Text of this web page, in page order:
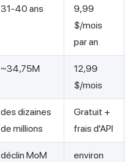
31-40 ans
9,99
$/mois
par an
~34,75M
12,99
$/mois
des dizaines
de millions
Gratuit +
frais d'API
déclin MoM
environ